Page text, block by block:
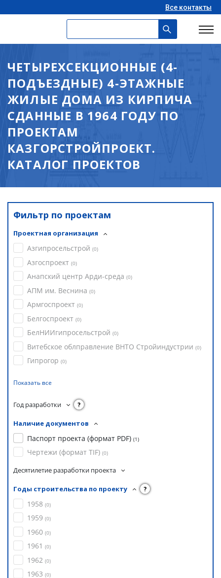
Все контакты
ЧЕТЫРЕХСЕКЦИОННЫЕ (4-
ПОДЪЕЗДНЫЕ) 4-ЭТАЖНЫЕ
ЖИЛЫЕ ДОМА ИЗ КИРПИЧА
СДАННЫЕ В 1964 ГОДУ ПО
ПРОЕКТАМ
КАЗГОРСТРОЙПРОЕКТ.
КАТАЛОГ ПРОЕКТОВ
Фильтр по проектам
Проектная организация
Азгипросельстрой (0)
Азгоспроект (0)
Анапский центр Арди-среда (0)
АПМ им. Веснина (0)
Армгоспроект (0)
Белгоспроект (0)
БелНИИгипросельстрой (0)
Витебское облправление ВНТО Стройиндустрии (0)
Гипрогор (0)
Показать все
Год разработки ?
Наличие документов
Паспорт проекта (формат PDF) (1)
Чертежи (формат TIF) (0)
Десятилетие разработки проекта
Годы строительства по проекту ?
1958 (0)
1959 (0)
1960 (0)
1961 (0)
1962 (0)
1963 (0)